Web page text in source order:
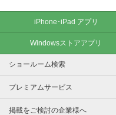
iPhone･iPad アプリ
Windowsストアアプリ
ショールーム検索
プレミアムサービス
掲載をご検討の企業様へ